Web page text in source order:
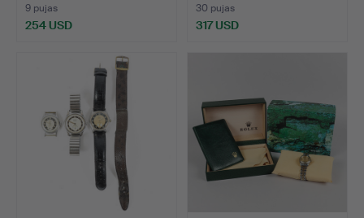
9 pujas
254 USD
30 pujas
317 USD